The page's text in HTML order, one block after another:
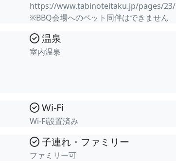
https://www.tabinoteitaku.jp/pages/23/
※BBQ会場へのペット同伴はできません
温泉
室内温泉
Wi-Fi
Wi-Fi設置済み
子連れ・ファミリー
ファミリー可